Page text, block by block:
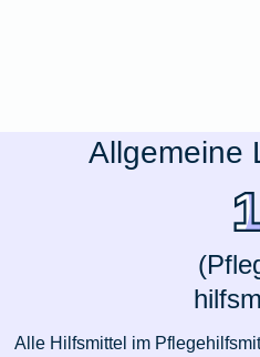
Allgemeine
Alle Hilfsmittel im